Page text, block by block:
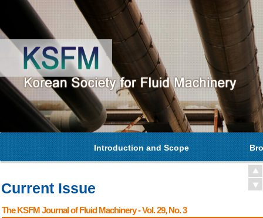
Introduction and Scope
Current Issue
The KSFM Journal of Fluid Machinery - Vol. 29, No. 3